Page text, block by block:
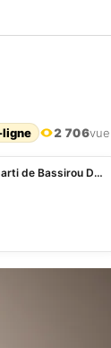
ligne 2 706
Sénégal : Aminata Touré chargée de préparer le futur parti de Bassirou Diomaye Faye